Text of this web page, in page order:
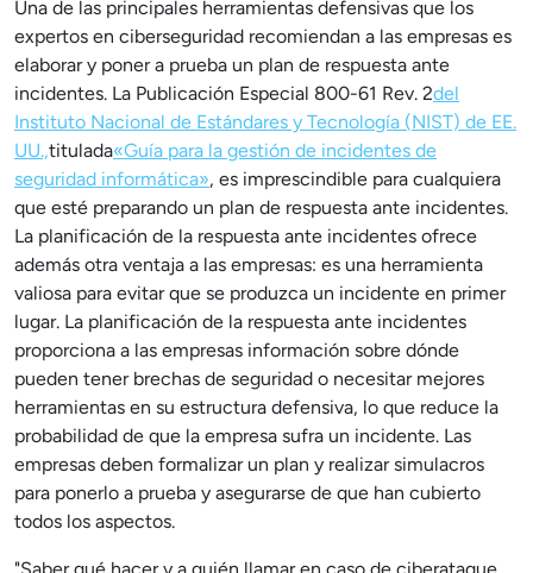
Una de las principales herramientas defensivas que los
expertos en ciberseguridad recomiendan a las empresas es
elaborar y poner a prueba un plan de respuesta ante
incidentes. La Publicación Especial 800-61 Rev. 2del
Instituto Nacional de Estándares y Tecnología (NIST) de EE.
UU.,titulada«Guía para la gestión de incidentes de
seguridad informática», es imprescindible para cualquiera
que esté preparando un plan de respuesta ante incidentes.
La planificación de la respuesta ante incidentes ofrece
además otra ventaja a las empresas: es una herramienta
valiosa para evitar que se produzca un incidente en primer
lugar. La planificación de la respuesta ante incidentes
proporciona a las empresas información sobre dónde
pueden tener brechas de seguridad o necesitar mejores
herramientas en su estructura defensiva, lo que reduce la
probabilidad de que la empresa sufra un incidente. Las
empresas deben formalizar un plan y realizar simulacros
para ponerlo a prueba y asegurarse de que han cubierto
todos los aspectos.